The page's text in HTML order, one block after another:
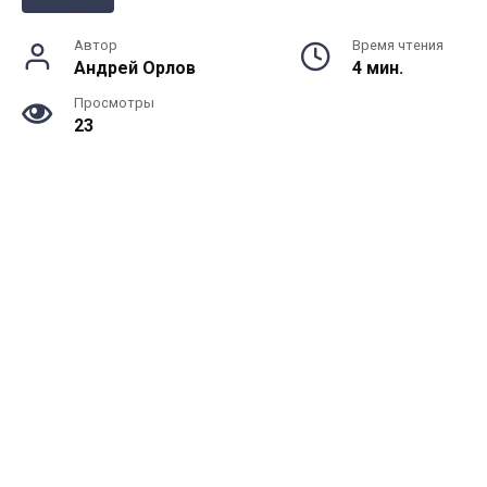
Автор
Андрей Орлов
Время чтения
4 мин.
Просмотры
23